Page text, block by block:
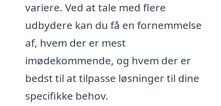
variere. Ved at tale med flere
udbydere kan du få en fornemmelse
af, hvem der er mest
imødekommende, og hvem der er
bedst til at tilpasse løsninger til dine
specifikke behov.